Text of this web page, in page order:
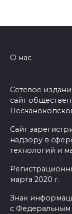
О нас
Сетевое
сайт
Сайт
надзору в
технологий и
марта 2020 г.
Знак
с Федеральным